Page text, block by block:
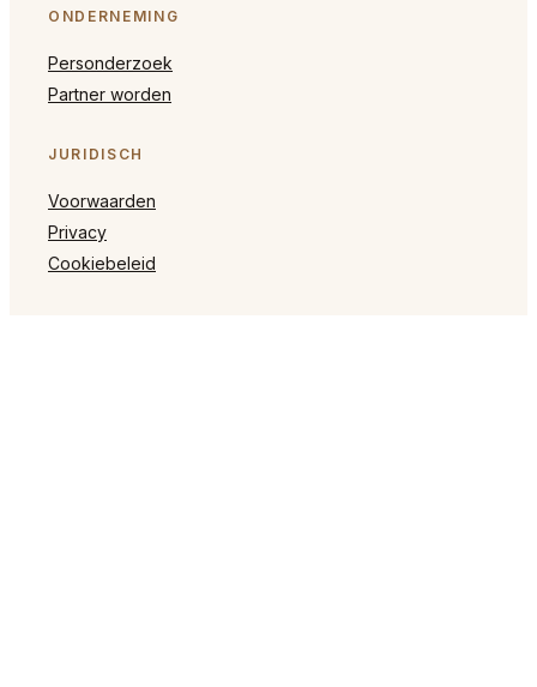
ONDERNEMING
Personderzoek
Partner worden
JURIDISCH
Voorwaarden
Privacy
Cookiebeleid